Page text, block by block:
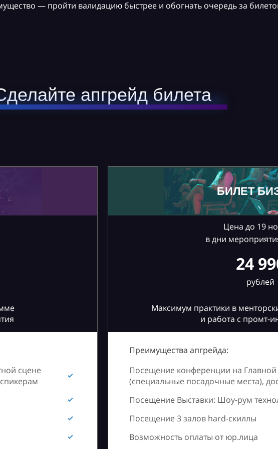
— пройти валидацию быстрее и обогнать очередь за
апгрейд билета
сцене
БИЛЕТ
Цена до 19
в дни
24
рублей
Максимум практики в
и работа с промт-
Преимущества апгрейда:
Посещение конференции на Главной
(специальные посадочные места),
Посещение Выставки: Шоу-рум
Посещение 3 залов hard-скиллы
Возможность оплаты от юр.лица